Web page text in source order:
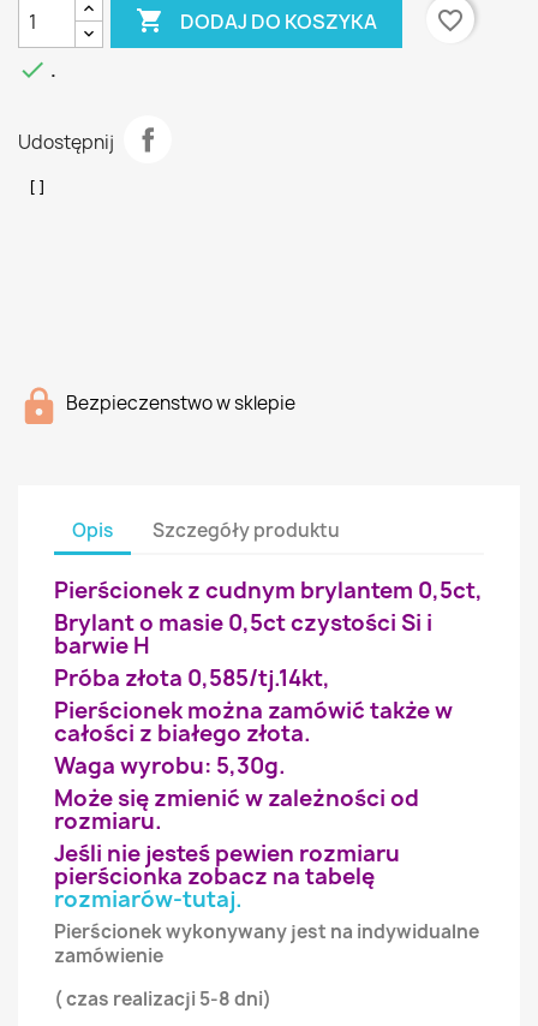
 DODAJ DO KOSZYKA
favorite_border
 .
Udostępnij
Bezpieczenstwo w sklepie
Opis Szczegóły produktu
Pierścionek z cudnym brylantem 0,5ct,
Brylant o masie 0,5ct czystości Si i
barwie H
Próba złota 0,585/tj.14kt,
Pierścionek można zamówić także w
całości z białego złota.
Waga wyrobu: 5,30g.
Może się zmienić w zależności od
rozmiaru.
Jeśli nie jesteś pewien rozmiaru
pierścionka zobacz na tabelę
rozmiarów-tutaj.
Pierścionek wykonywany jest na indywidualne
zamówienie
( czas realizacji 5-8 dni)